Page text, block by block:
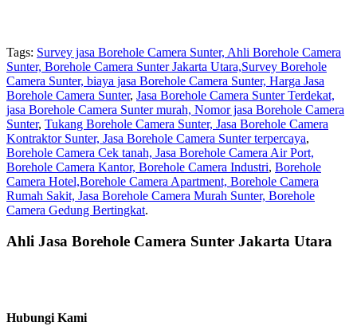
Tags: Survey jasa Borehole Camera Sunter, Ahli Borehole Camera
Sunter, Borehole Camera Sunter Jakarta Utara,Survey Borehole
Camera Sunter, biaya jasa Borehole Camera Sunter, Harga Jasa
Borehole Camera Sunter, Jasa Borehole Camera Sunter Terdekat,
jasa Borehole Camera Sunter murah, Nomor jasa Borehole Camera
Sunter, Tukang Borehole Camera Sunter, Jasa Borehole Camera
Kontraktor Sunter, Jasa Borehole Camera Sunter terpercaya,
Borehole Camera Cek tanah, Jasa Borehole Camera Air Port,
Borehole Camera Kantor, Borehole Camera Industri, Borehole
Camera Hotel,Borehole Camera Apartment, Borehole Camera
Rumah Sakit, Jasa Borehole Camera Murah Sunter, Borehole
Camera Gedung Bertingkat.
Ahli Jasa Borehole Camera Sunter Jakarta Utara
Hubungi Kami